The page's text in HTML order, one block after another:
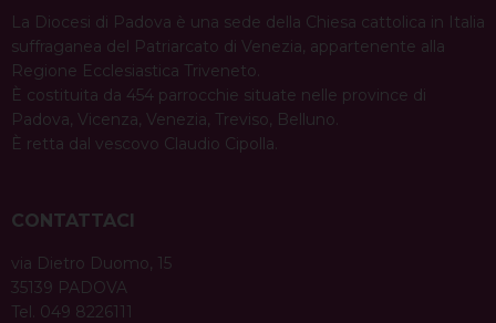
La Diocesi di Padova è una sede della Chiesa cattolica in Italia
suffraganea del Patriarcato di Venezia, appartenente alla
Regione Ecclesiastica Triveneto.
È costituita da 454 parrocchie situate nelle province di
Padova, Vicenza, Venezia, Treviso, Belluno.
È retta dal vescovo Claudio Cipolla.
CONTATTACI
via Dietro Duomo, 15
35139 PADOVA
Tel. 049 8226111